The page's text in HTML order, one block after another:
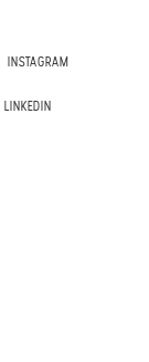
INSTAGRAM
LINKEDIN